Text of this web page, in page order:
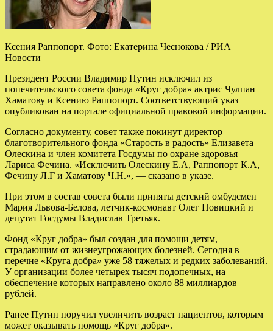
Ксения Раппопорт. Фото: Екатерина Чеснокова / РИА
Новости
Президент России Владимир Путин исключил из
попечительского совета фонда «Круг добра» актрис Чулпан
Хаматову и Ксению Раппопорт. Соответствующий указ
опубликован на портале официальной правовой информации.
Согласно документу, совет также покинут директор
благотворительного фонда «Старость в радость» Елизавета
Олескина и член комитета Госдумы по охране здоровья
Лариса Фечина. «Исключить Олескину Е.А, Раппопорт К.А,
Фечину Л.Г и Хаматову Ч.Н.», — сказано в указе.
При этом в состав совета были приняты детский омбудсмен
Мария Львова-Белова, летчик-космонавт Олег Новицкий и
депутат Госдумы Владислав Третьяк.
Фонд «Круг добра» был создан для помощи детям,
страдающим от жизнеугрожающих болезней. Сегодня в
перечне «Круга добра» уже 58 тяжелых и редких заболеваний.
У организации более четырех тысяч подопечных, на
обеспечение которых направлено около 88 миллиардов
рублей.
Ранее Путин поручил увеличить возраст пациентов, которым
может оказывать помощь «Круг добра».